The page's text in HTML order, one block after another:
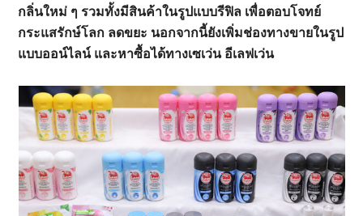
กลิ่นใหม่ ๆ รวมทั้งมีสินค้าในรูปแบบรีฟิล เพื่อตอบโจทย์
กระแสรักษ์โลก ลดขยะ นอกจากนี้ยังเพิ่มช่องทางขายในรูป
แบบออน์ไลน์ และหาซื้อได้ทางเซเว่น อีเลฟเว่น